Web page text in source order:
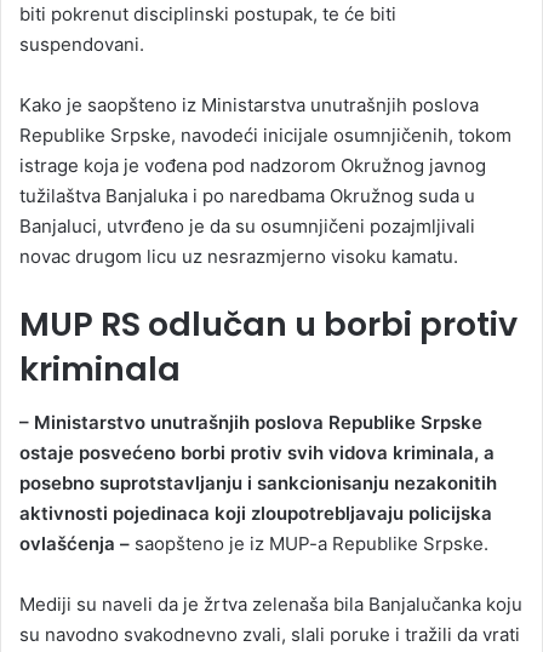
biti pokrenut disciplinski postupak, te će biti
suspendovani.
Kako je saopšteno iz Ministarstva unutrašnjih poslova
Republike Srpske, navodeći inicijale osumnjičenih, tokom
istrage koja je vođena pod nadzorom Okružnog javnog
tužilaštva Banjaluka i po naredbama Okružnog suda u
Banjaluci, utvrđeno je da su osumnjičeni pozajmljivali
novac drugom licu uz nesrazmjerno visoku kamatu.
MUP RS odlučan u borbi protiv
kriminala
– Ministarstvo unutrašnjih poslova Republike Srpske
ostaje posvećeno borbi protiv svih vidova kriminala, a
posebno suprotstavljanju i sankcionisanju nezakonitih
aktivnosti pojedinaca koji zloupotrebljavaju policijska
ovlašćenja – saopšteno je iz MUP-a Republike Srpske.
Mediji su naveli da je žrtva zelenaša bila Banjalučanka koju
su navodno svakodnevno zvali, slali poruke i tražili da vrati